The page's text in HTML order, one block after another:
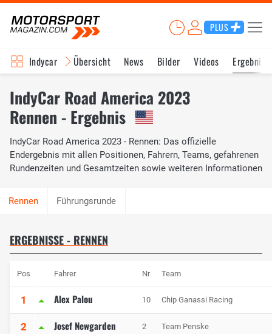
PLUS
Indycar Übersicht News Bilder Videos
IndyCar Road America 2023
Rennen - Ergebnis
IndyCar Road America 2023 - Rennen: Das offizielle
Endergebnis mit allen Positionen, Fahrern, Teams, gefahrenen
Rundenzeiten und Gesamtzeiten sowie weiteren Informationen
Führungsrunde
ERGEBNISSE - RENNEN
Pos Fahrer Nr Team
1 Alex Palou 10 Chip Ganassi Racing
2 Josef Newgarden 2 Team Penske